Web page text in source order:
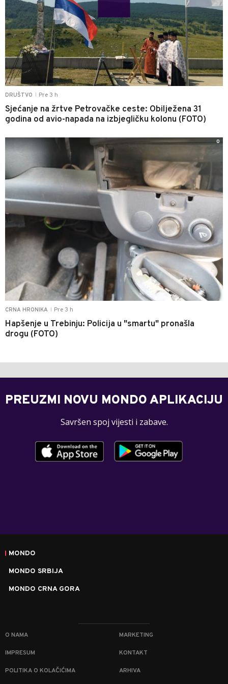
DRUŠTVO Pre 3 h
Sjećanje na žrtve Petrovačke ceste: Obilježena 31
godina od avio-napada na izbjegličku kolonu (FOTO)
CRNA HRONIKA Pre 3 h
Hapšenje u Trebinju: Policija u "smartu" pronašla
drogu (FOTO)
0
PREUZMI NOVU MONDO APLIKACIJU
Savršen spoj vijesti i zabave.
MONDO
MONDO SRBIJA
MONDO CRNA GORA
O NAMA MARKETING
IMPRESUM KONTAKT
POLITIKA O KOLAČIĆIMA ARHIVA